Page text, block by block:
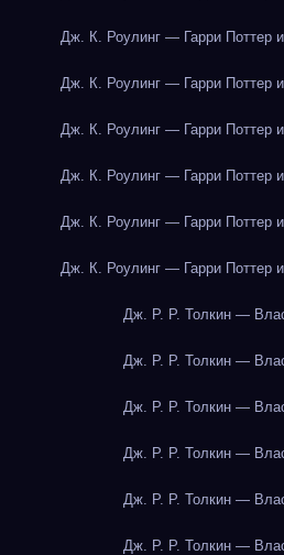
Дж. К. Роулинг — Гарри Поттер
Дж. К. Роулинг — Гарри Поттер
Дж. К. Роулинг — Гарри Поттер
Дж. К. Роулинг — Гарри Поттер
Дж. К. Роулинг — Гарри Поттер
Дж. К. Роулинг — Гарри Поттер
Дж. Р. Р. Толкин —
Дж. Р. Р. Толкин —
Дж. Р. Р. Толкин —
Дж. Р. Р. Толкин —
Дж. Р. Р. Толкин —
Дж. Р. Р. Толкин —